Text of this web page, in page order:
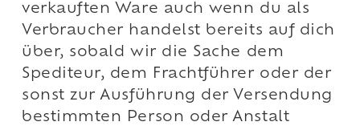
verkauften Ware auch wenn du als
Verbraucher handelst bereits auf dich
über, sobald wir die Sache dem
Spediteur, dem Frachtführer oder der
sonst zur Ausführung der Versendung
bestimmten Person oder Anstalt